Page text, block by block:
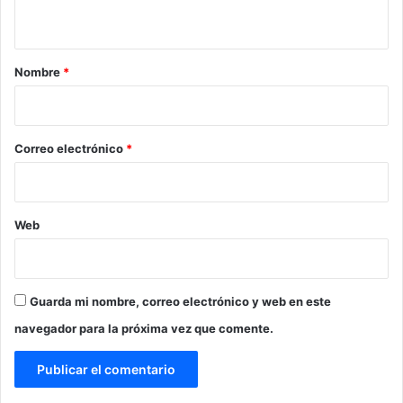
r
*
Nombre *
Correo electrónico *
Web
Guarda mi nombre, correo electrónico y web en este
navegador para la próxima vez que comente.